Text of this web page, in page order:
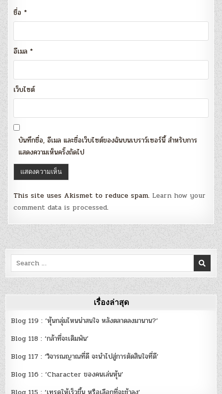
ชื่อ *
อีเมล *
เว็บไซต์
บันทึกชื่อ, อีเมล และชื่อเว็บไซต์ของฉันบนเบราว์เซอร์นี้ สำหรับการ
แสดงความเห็นครั้งถัดไป
This site uses Akismet to reduce spam. Learn how your
comment data is processed.
Search
for:
เรื่องล่าสุด
Blog 119 : ‘หุ้นกลุ่มไหนน่าสนใจ หลังตลาดลงมานาน?’
Blog 118 : ‘กล้าที่จะเดิมพัน’
Blog 117 : ‘วิจารณญาณที่ดี จะนำไปสู่การตัดสินใจที่ดี’
Blog 116 : ‘Character ของคนเล่นหุ้น’